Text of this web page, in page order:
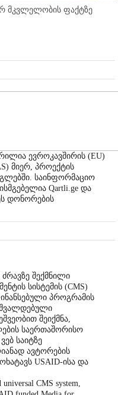
მკვლელობის ფაქტზე
ევროკავშირის (EU)
მიერ, პროექტის
საინფორმაციო
Qartli.ge და
დონორების
შექმნილი
სისტემის (CMS)
პროგრამის
შეიქმნა,
საერთაშორისო
საიტზე
ავტორების
USAID-ისა და
CMS system,